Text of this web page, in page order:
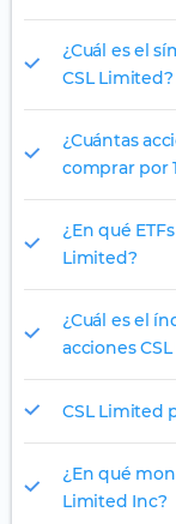
¿Cuál es el
CSL Limited?
¿Cuántas
comprar por
¿En qué
Limited?
¿Cuál es el
acciones
CSL Limited
¿En qué
Limited Inc?